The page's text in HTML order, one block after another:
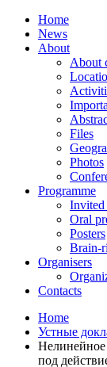
Home
News
About
About
Files
Photos
Programme
Invited
Oral
Posters
Brain-
Organisers
Contacts
Home
Устные
Нелинейное
под